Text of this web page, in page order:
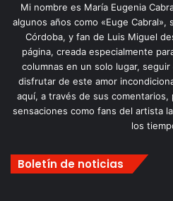
Mi nombre es María Eugenia
algunos años como «Euge
Córdoba, y fan de Luis Miguel
página, creada especialmente
columnas en un solo lugar,
disfrutar de este amor
aquí, a través de sus
sensaciones como fans del artista
los
Boletín de noticias